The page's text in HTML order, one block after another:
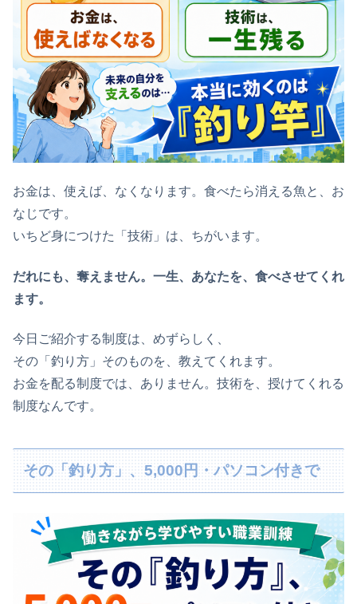
お金は、使えば、なくなります。食べたら消える魚と、お
なじです。
いちど身につけた「技術」は、ちがいます。
だれにも、奪えません。一生、あなたを、食べさせてくれ
ます。
今日ご紹介する制度は、めずらしく、
その「釣り方」そのものを、教えてくれます。
お金を配る制度では、ありません。技術を、授けてくれる
制度なんです。
その「釣り方」、5,000円・パソコン付きで